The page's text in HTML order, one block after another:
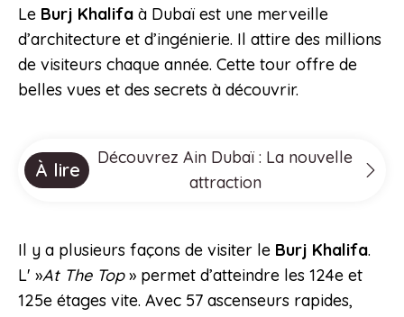
Le Burj Khalifa à Dubaï est une merveille
d’architecture et d’ingénierie. Il attire des millions
de visiteurs chaque année. Cette tour offre de
belles vues et des secrets à découvrir.
À lire
Découvrez Ain Dubaï : La nouvelle
attraction
Il y a plusieurs façons de visiter le Burj Khalifa.
L' »At The Top» permet d’atteindre les 124e et
125e étages vite. Avec 57 ascenseurs rapides,